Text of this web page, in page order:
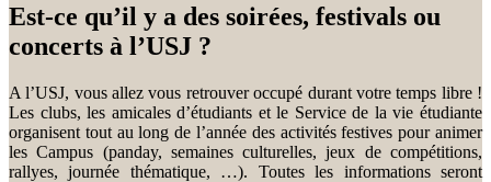
Est-ce qu’il y a des soirées, festivals ou
concerts à l’USJ ?
A l’USJ, vous allez vous retrouver occupé durant votre temps libre !
Les clubs, les amicales d’étudiants et le Service de la vie étudiante
organisent tout au long de l’année des activités festives pour animer
les Campus (panday, semaines culturelles, jeux de compétitions,
rallyes, journée thématique, …). Toutes les informations seront